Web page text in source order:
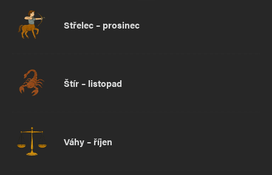
Střelec – prosinec
Štír – listopad
Váhy – říjen